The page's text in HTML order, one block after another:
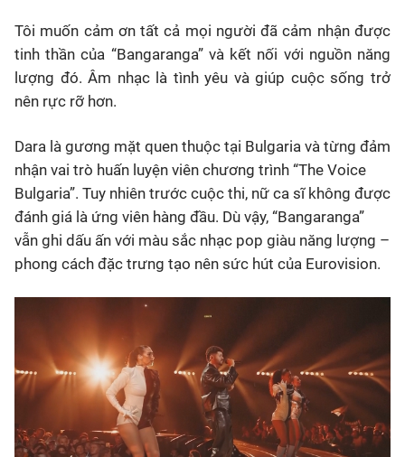
Tôi muốn cảm ơn tất cả mọi người đã cảm nhận được
tinh thần của “Bangaranga” và kết nối với nguồn năng
lượng đó. Âm nhạc là tình yêu và giúp cuộc sống trở
nên rực rỡ hơn.
Dara là gương mặt quen thuộc tại Bulgaria và từng đảm
nhận vai trò huấn luyện viên chương trình “The Voice
Bulgaria”. Tuy nhiên trước cuộc thi, nữ ca sĩ không được
đánh giá là ứng viên hàng đầu. Dù vậy, “Bangaranga”
vẫn ghi dấu ấn với màu sắc nhạc pop giàu năng lượng –
phong cách đặc trưng tạo nên sức hút của Eurovision.